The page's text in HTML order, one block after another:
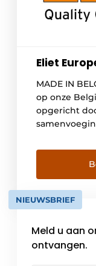
Eliet
MADE IN
op onze
opgericht
technische
ontwikkelde
de eerste
gelegd voor
NIEUWSBRIEF
Meld u aan
ontvangen.